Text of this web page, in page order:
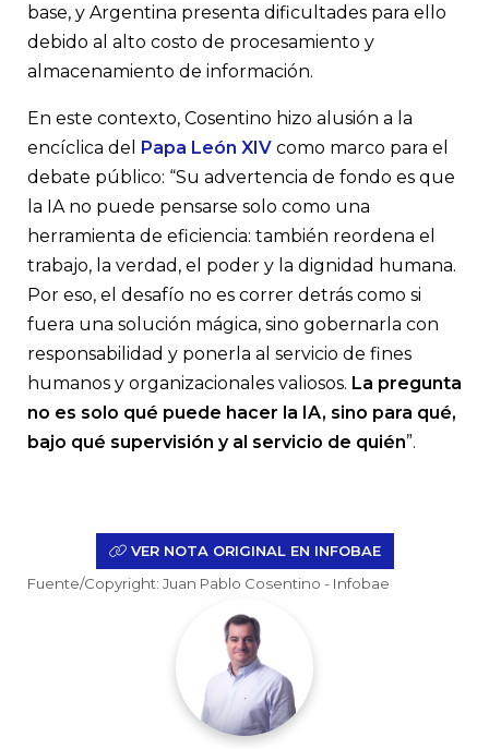
base, y Argentina presenta dificultades para ello
debido al alto costo de procesamiento y
almacenamiento de información.
En este contexto, Cosentino hizo alusión a la
encíclica del Papa León XIV como marco para el
debate público: “Su advertencia de fondo es que
la IA no puede pensarse solo como una
herramienta de eficiencia: también reordena el
trabajo, la verdad, el poder y la dignidad humana.
Por eso, el desafío no es correr detrás como si
fuera una solución mágica, sino gobernarla con
responsabilidad y ponerla al servicio de fines
humanos y organizacionales valiosos. La pregunta
no es solo qué puede hacer la IA, sino para qué,
bajo qué supervisión y al servicio de quién”.
VER NOTA ORIGINAL EN INFOBAE
Fuente/Copyright: Juan Pablo Cosentino - Infobae